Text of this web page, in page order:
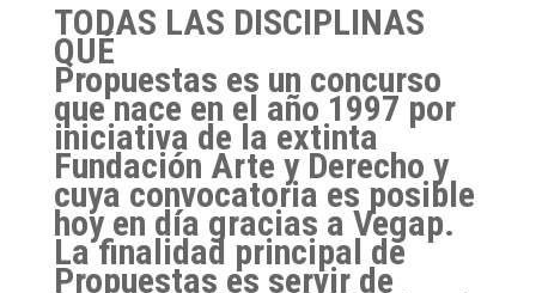
TODAS LAS DISCIPLINAS
QUÉ
Propuestas es un concurso
que nace en el año 1997 por
iniciativa de la extinta
Fundación Arte y Derecho y
cuya convocatoria es posible
hoy en día gracias a Vegap.
La finalidad principal de
Propuestas es servir de